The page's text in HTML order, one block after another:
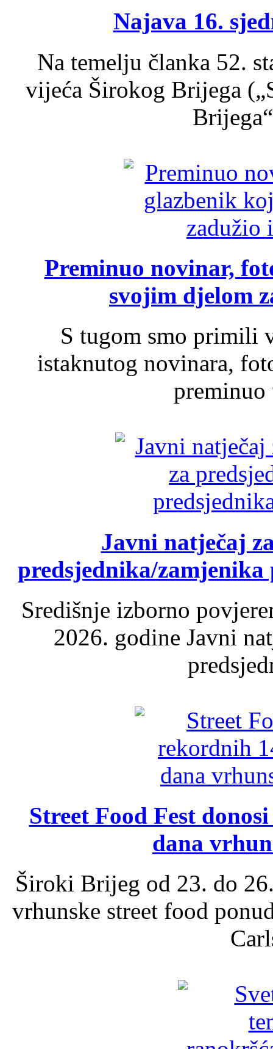
Najava 16.
Na temelju članka 52.
vijeća Širokog Brijega
Preminuo novinar,
svojim djelom
S tugom smo primili
istaknutog novinara,
Javni natječaj
predsjednika/
Središnje izborno
2026. godine Javni
Street Food Fest
dana
Široki Brijeg od 23. do
vrhunske street food